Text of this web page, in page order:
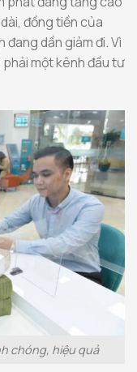
đồng tiền của
dần giảm đi. Vì
một kênh đầu tư
chóng, hiệu quả